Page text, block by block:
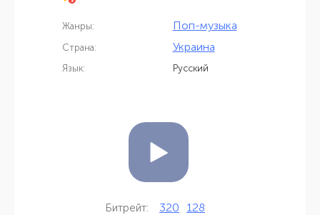
Жанры: Поп-музыка
Страна: Украина
Язык: Русский
Битрейт: 320 128